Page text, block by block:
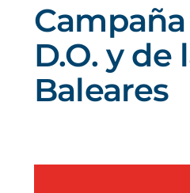
D.O. y de
Baleares